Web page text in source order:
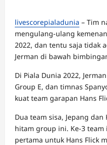
livescorepialadunia – Tim
mengulang-ulang
2022, dan tentu saja tidak
Jerman di bawah
Di Piala Dunia 2022,
Group E, dan timnas
kuat team garapan Hans
Dua team sisa, Jepang
hitam group ini. Ke-3
pertama untuk Hans Flick